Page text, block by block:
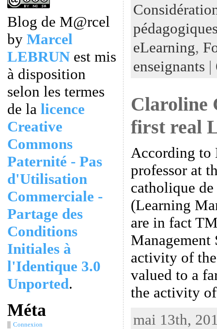
Blog de M@rcel
by Marcel
LEBRUNest mis
à disposition
selon les termes
de la licence
Creative
Commons
Paternité - Pas
d'Utilisation
Commerciale -
Partage des
Conditions
Initiales à
l'Identique 3.0
Unported.
Méta
Connexion
eLearning,
enseignants |
Claroline
first real
According to
professor at
catholique
(Learning
are in fact
Management
activity of
valued to a
the activity
mai 13th,